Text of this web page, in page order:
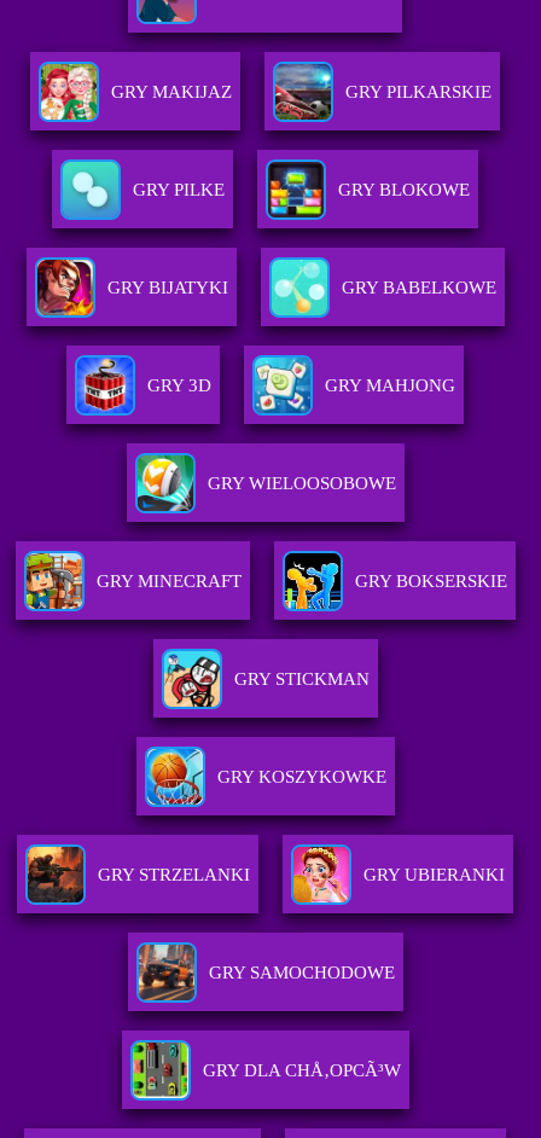
GRY MAKIJAZ GRY PILKARSKIE
GRY PILKE GRY BLOKOWE
GRY BIJATYKI GRY BABELKOWE
GRY 3D GRY MAHJONG
GRY WIELOOSOBOWE
GRY MINECRAFT GRY BOKSERSKIE
GRY STICKMAN
GRY KOSZYKOWKE
GRY STRZELANKI GRY UBIERANKI
GRY SAMOCHODOWE
GRY DLA CHÅ‚OPCÃ³W